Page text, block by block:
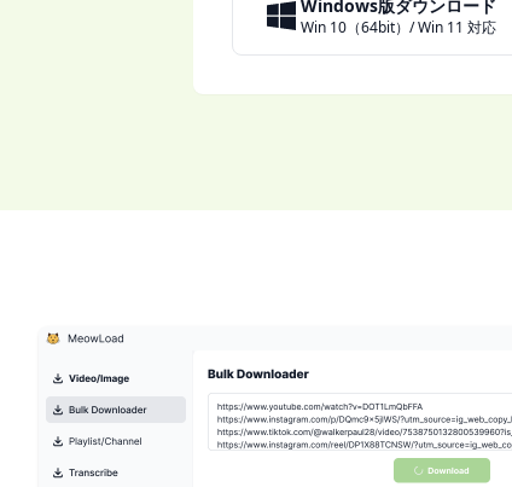
Windows版ダウンロード
Win 10（64bit）/ Win 11 対応